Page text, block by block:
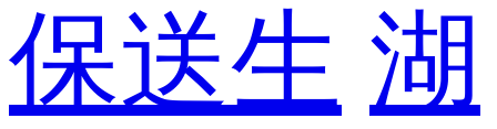
保送生 湖